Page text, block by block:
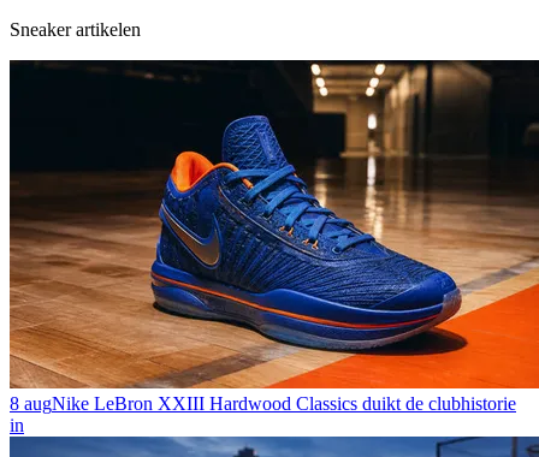
Sneaker artikelen
8 augNike LeBron XXIII Hardwood Classics duikt de clubhistorie
in